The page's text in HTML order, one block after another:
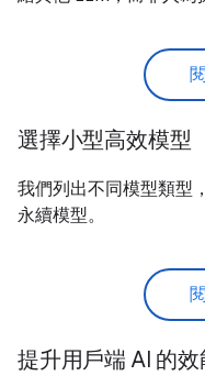
選擇小型高效模型
我們列出不同模型類型
永續模型。
提升用戶端 AI 的